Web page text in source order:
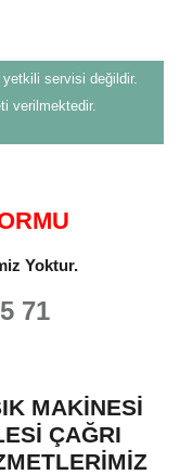
servisi değildir.
verilmektedir.
Yoktur.
71
MAKINESI
ÇAĞRI